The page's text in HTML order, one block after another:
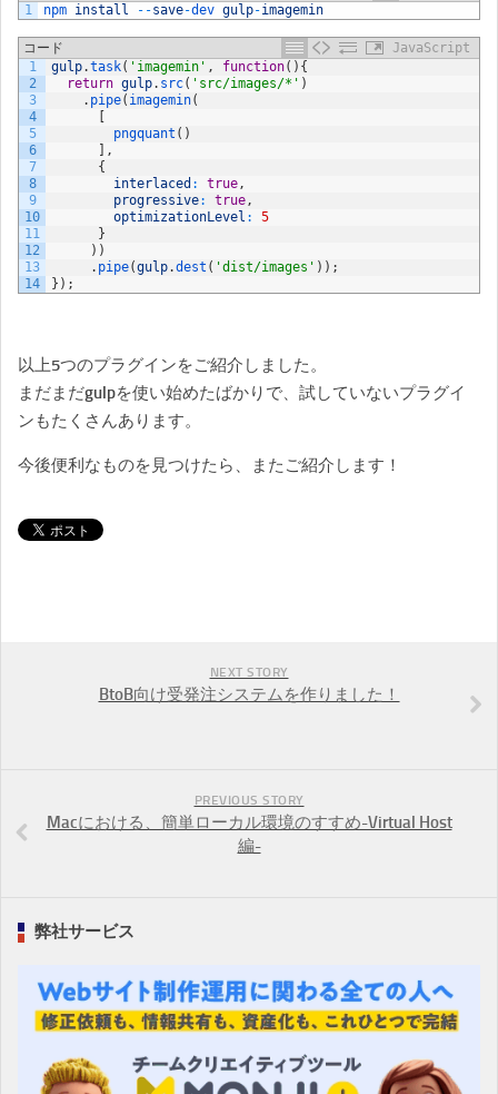
1
npm install --save-dev gulp-imagemin
コード
JavaScript
1
2
3
4
5
6
7
8
9
10
11
12
13
14
gulp.task( 'imagemin' , function( ) {
return gulp. src( 'src/images/*' )
. pipe( imagemin(
pngquant ( )
,
{
interlaced : true,
progressive: true,
optimizationLevel :
5
}
) )
. pipe(gulp.dest ( 'dist/images' ) ) ;
} ) ;
以上5つのプラグインをご紹介しました。
まだまだgulpを使い始めたばかりで、試していないプラグイ
ンもたくさんあります。
今後便利なものを見つけたら、またご紹介します！
NEXT STORY
BtoB向け受発注システムを作りました！
PREVIOUS STORY
Macにおける、簡単ローカル環境のすすめ-Virtual Host
編-
弊社サービス